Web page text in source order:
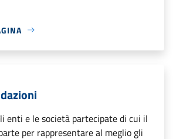
enti e le società partecipate di cui il
per rappresentare al meglio gli